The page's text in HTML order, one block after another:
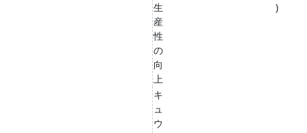
生
産
性
の
向
上
)
キ
ュ
ウ